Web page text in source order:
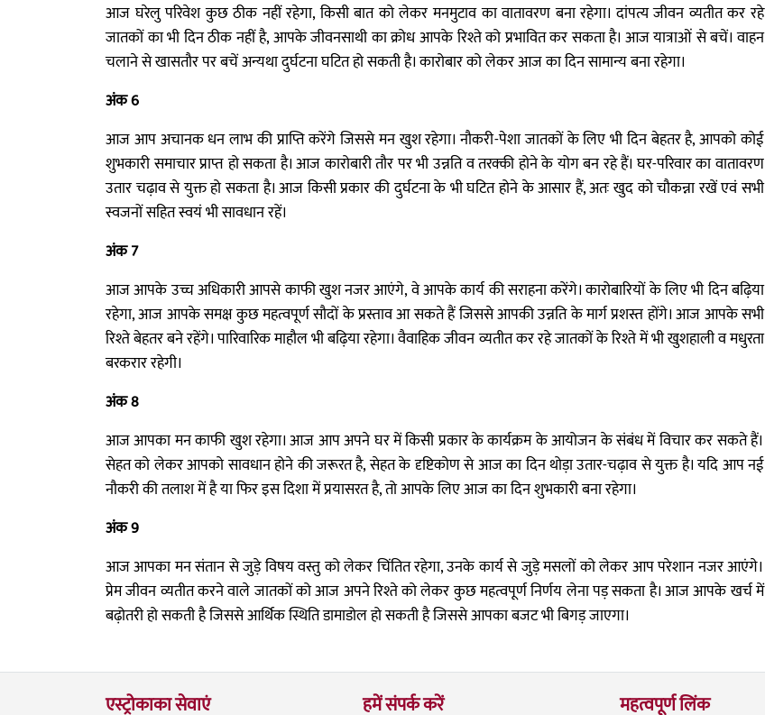
आज घरेलु परिवेश कुछ ठीक नहीं रहेगा, किसी बात को लेकर मनमुटाव का वातावरण बना रहेगा। दांपत्य जीवन व्यतीत कर रहे
जातकों का भी दिन ठीक नहीं है, आपके जीवनसाथी का क्रोध आपके रिश्ते को प्रभावित कर सकता है। आज यात्राओं से बचें। वाहन
चलाने से खासतौर पर बचें अन्यथा दुर्घटना घटित हो सकती है। कारोबार को लेकर आज का दिन सामान्य बना रहेगा।
अंक 6
आज आप अचानक धन लाभ की प्राप्ति करेंगे जिससे मन खुश रहेगा। नौकरी-पेशा जातकों के लिए भी दिन बेहतर है, आपको कोई
शुभकारी समाचार प्राप्त हो सकता है। आज कारोबारी तौर पर भी उन्नति व तरक्की होने के योग बन रहे हैं। घर-परिवार का वातावरण
उतार चढ़ाव से युक्त हो सकता है। आज किसी प्रकार की दुर्घटना के भी घटित होने के आसार हैं, अतः खुद को चौकन्ना रखें एवं सभी
स्वजनों सहित स्वयं भी सावधान रहें।
अंक 7
आज आपके उच्च अधिकारी आपसे काफी खुश नजर आएंगे, वे आपके कार्य की सराहना करेंगे। कारोबारियों के लिए भी दिन बढ़िया
रहेगा, आज आपके समक्ष कुछ महत्वपूर्ण सौदों के प्रस्ताव आ सकते हैं जिससे आपकी उन्नति के मार्ग प्रशस्त होंगे। आज आपके सभी
रिश्ते बेहतर बने रहेंगे। पारिवारिक माहौल भी बढ़िया रहेगा। वैवाहिक जीवन व्यतीत कर रहे जातकों के रिश्ते में भी खुशहाली व मधुरता
बरकरार रहेगी।
अंक 8
आज आपका मन काफी खुश रहेगा। आज आप अपने घर में किसी प्रकार के कार्यक्रम के आयोजन के संबंध में विचार कर सकते हैं।
सेहत को लेकर आपको सावधान होने की जरूरत है, सेहत के दृष्टिकोण से आज का दिन थोड़ा उतार-चढ़ाव से युक्त है। यदि आप नई
नौकरी की तलाश में है या फिर इस दिशा में प्रयासरत है, तो आपके लिए आज का दिन शुभकारी बना रहेगा।
अंक 9
आज आपका मन संतान से जुड़े विषय वस्तु को लेकर चिंतित रहेगा, उनके कार्य से जुड़े मसलों को लेकर आप परेशान नजर आएंगे।
प्रेम जीवन व्यतीत करने वाले जातकों को आज अपने रिश्ते को लेकर कुछ महत्वपूर्ण निर्णय लेना पड़ सकता है। आज आपके खर्च में
बढ़ोतरी हो सकती है जिससे आर्थिक स्थिति डामाडोल हो सकती है जिससे आपका बजट भी बिगड़ जाएगा।
एस्ट्रोकाका सेवाएं हमें संपर्क करें महत्वपूर्ण लिंक